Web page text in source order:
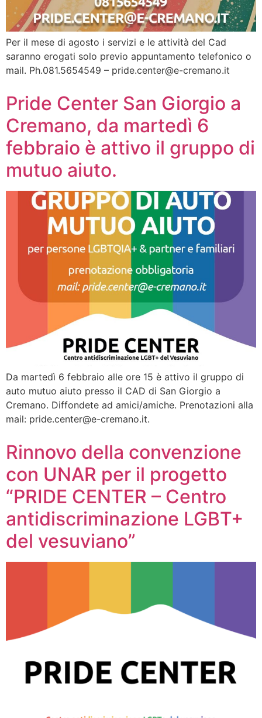
Per il mese di agosto i servizi e le attività del Cad
saranno erogati solo previo appuntamento telefonico o
mail. Ph.081.5654549 – pride.center@e-cremano.it
Pride Center San Giorgio a
Cremano, da martedì 6
febbraio è attivo il gruppo di
mutuo aiuto.
Da martedì 6 febbraio alle ore 15 è attivo il gruppo di
auto mutuo aiuto presso il CAD di San Giorgio a
Cremano. Diffondete ad amici/amiche. Prenotazioni alla
mail: pride.center@e-cremano.it.
Rinnovo della convenzione
con UNAR per il progetto
“PRIDE CENTER – Centro
antidiscriminazione LGBT+
del vesuviano”